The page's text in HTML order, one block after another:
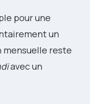
pour une
un
mensuelle reste
avec un